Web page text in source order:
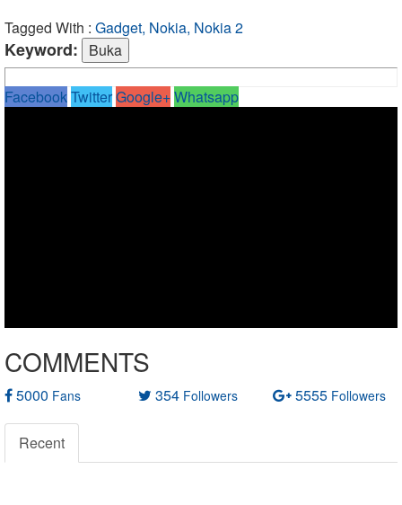
Tagged With : Gadget, Nokia, Nokia 2
Keyword:
FacebookTwitterGoogle+Whatsapp
COMMENTS
5000 Fans 354 Followers 5555 Followers
Recent